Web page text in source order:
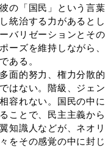
の「国民」という言
統治する力があると
バリゼーションとそ
ーズを維持しながら
ある。
面的努力、権力分散
はない。階級、ジェ
容れない。国民の中
ことで、民主主義か
知識人などが、ネオ
をその感覚の中に封